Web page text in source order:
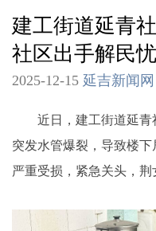
建工街道延青
社区出手解民忧
2025-12-15 延吉新闻网
近日，建工街道延青
突发水管爆裂，导致楼
严重受损，紧急关头，荆